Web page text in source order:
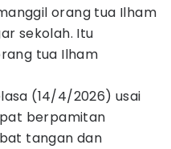
orang tua Ilham
sekolah. Itu
tua Ilham
(14/4/2026) usai
berpamitan
tangan dan